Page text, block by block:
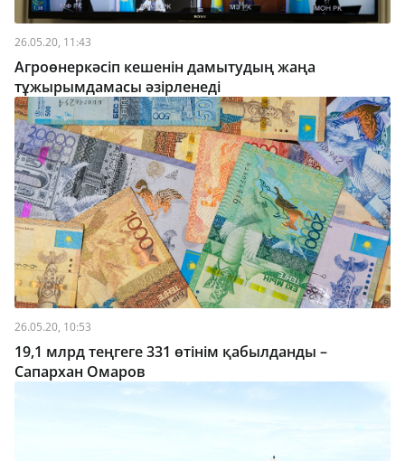
26.05.20, 11:43
Агроөнеркәсіп кешенін дамытудың жаңа
тұжырымдамасы әзірленеді
26.05.20, 10:53
19,1 млрд теңгеге 331 өтінім қабылданды –
Сапархан Омаров